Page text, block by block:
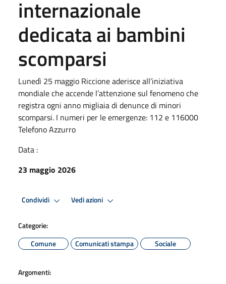
internazionale
dedicata ai bambini
scomparsi
Lunedì 25 maggio Riccione aderisce all’iniziativa
mondiale che accende l’attenzione sul fenomeno che
registra ogni anno migliaia di denunce di minori
scomparsi. I numeri per le emergenze: 112 e 116000
Telefono Azzurro
Data :
23 maggio 2026
Condividi Vedi azioni
Categorie:
Comune
Comunicati stampa Sociale
Argomenti: